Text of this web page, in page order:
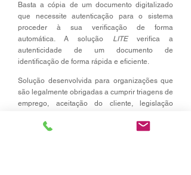
Basta a cópia de um documento digitalizado
que necessite autenticação para o sistema
proceder à sua verificação de forma
automática. A solução LITEverifica a
autenticidade de um documento de
identificação de forma rápida e eficiente.
Solução desenvolvida para organizações que
são legalmente obrigadas a cumprir triagens de
emprego, aceitação do cliente, legislação
ou financiamento ao terrorismo, e que possam